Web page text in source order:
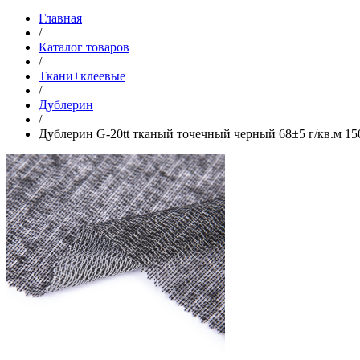
Главная
/
Каталог товаров
/
Ткани+клеевые
/
Дублерин
/
Дублерин G-20tt тканый точечный черный 68±5 г/кв.м